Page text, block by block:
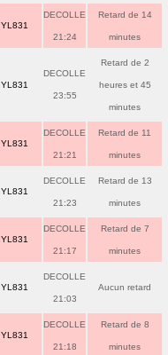
YL831
DECOLLE
21:24
Retard de 14
minutes
YL831
DECOLLE
23:55
Retard de 2
heures et 45
minutes
YL831
DECOLLE
21:21
Retard de 11
minutes
YL831
DECOLLE
21:23
Retard de 13
minutes
YL831
DECOLLE
21:17
Retard de 7
minutes
YL831
DECOLLE
21:03
Aucun retard
YL831
DECOLLE
21:18
Retard de 8
minutes